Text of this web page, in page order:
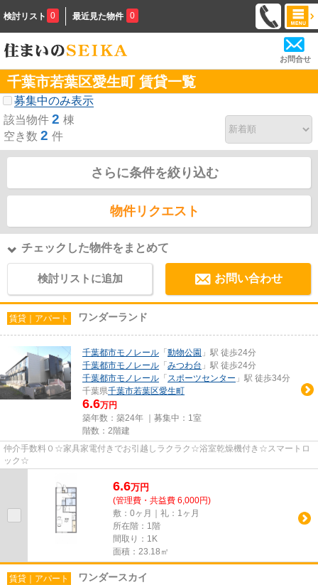
検討リスト 0 最近見た物件 0
お問合せ
千葉市若葉区愛生町 賃貸一覧
募集中のみ表示
該当物件 2 棟
空き数 2 件
さらに条件を絞り込む
物件リクエスト
チェックした物件をまとめて
検討リストに追加 お問い合わせ
賃貸｜アパート ワンダーランド
千葉都市モノレール 「 動物公園 」駅 徒歩24分
千葉都市モノレール 「 みつわ台 」駅 徒歩24分
千葉都市モノレール 「 スポーツセンター 」駅 徒歩34分
千葉県千葉市若葉区愛生町
6.6万円
築年数：築24年 ｜募集中： 1室
階数：2階建
仲介手数料０☆家具家電付きでお引越しラクラク☆浴室乾燥機付き☆スマートロ
ック☆
6.6万円
(管理費・共益費 6,000円)
敷：0ヶ月｜礼：1ヶ月
所在階：1階
間取り：1K
面積：23.18㎡
賃貸｜アパート ワンダースカイ